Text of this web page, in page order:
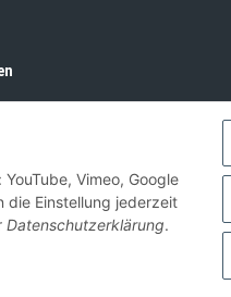
Vimeo, Google
die Einstellung jederzeit
Datenschutzerklärung.
Versand